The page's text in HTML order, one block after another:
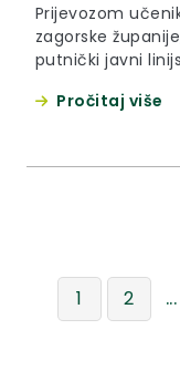
Prijevozom
zagorske
putnički javni
odnosno,
Pročitaj više
1 2 ...